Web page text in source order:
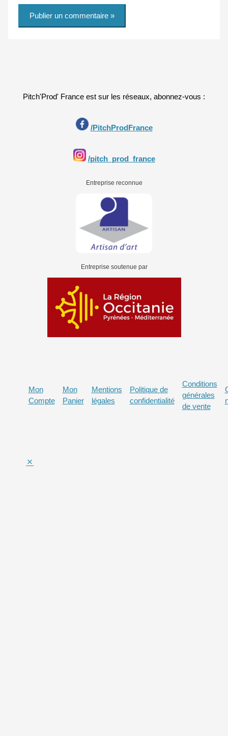
Pitch'Prod' France est sur les réseaux, abonnez-vous :
/PitchProdFrance
/pitch_prod_france
Entreprise reconnue
Entreprise soutenue par
Mon
Compte
Mon
Panier
Mentions
légales
Politique de
confidentialité
Conditions
générales
de vente